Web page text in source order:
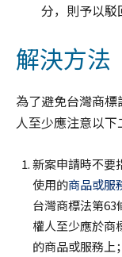
分，則予以駁
解決方法
為了避免台灣商
人至少應注意以下
新案申請時不要
使用的商品或服
台灣商標法第63
權人至少應於商
的商品或服務上